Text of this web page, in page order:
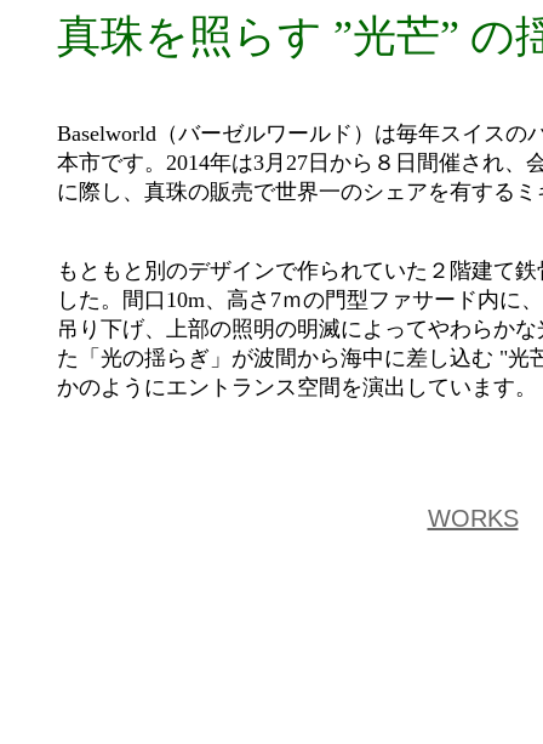
真珠を照らす ”光芒” の
Baselworld（バーゼルワールド）は毎年スイス
本市です。2014年は3月27日から８日間催され
に際し、真珠の販売で世界一のシェアを有する
もともと別のデザインで作られていた２階建て
した。間口10m、高さ7ｍの門型ファサード内に
吊り下げ、上部の照明の明滅によってやわらか
た「光の揺らぎ」が波間から海中に差し込む "
かのようにエントランス空間を演出しています。
WORKS